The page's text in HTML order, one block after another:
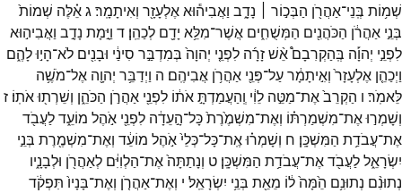
שְׁמ֥וֹת בְּֽנֵי־אַהֲרֹ֖ן הַבְּכ֣וֹר ׀ נָדָ֑ב וַאֲבִיה֕וּאאֶלְעָזָ֖ר וְאִיתָמָֽר׃גאֵ֗לֶּה שְׁמוֹת֙
בְּנֵ֣י אַהֲרֹ֔ן הַכֹּהֲנִ֖ים הַמְּשֻׁחִ֑ים אֲשֶׁר־מִלֵּ֥א יָדָ֖ם לְכַהֵֽן׃ ד וַיָּ֣מָת נָדָ֣ב וַאֲבִיה֣וּא
לִפְנֵ֣י יְהוָ֡ה בְּֽהַקְרִבָם֩אֵ֨שׁזָרָ֜ה לִפְנֵ֤י יְהוָה֙ בְּמִדְבַּ֣ר סִינַ֔י וּבָנִ֖ים לֹא־הָי֣וּלָהֶ֑ם
וַיְכַהֵ֤ן אֶלְעָזָר֙ וְאִ֣יתָמָ֔רעַל־פְּנֵ֖י אַהֲרֹ֥ן אֲבִיהֶֽם׃ ה וַיְדַבֵּ֥ר יְהוָ֖ה אֶל־מֹשֶׁ֥ה
לֵּאמֹֽר׃ ו הַקְרֵב֙אֶת־מַטֵּ֣ה לֵוִ֔י וְֽהַעֲמַדְתָּ֣אֹת֔וֹ לִפְנֵ֖י אַהֲרֹ֣ן הַכֹּהֵ֑ן וְשֵׁרְת֖וּאֹתֽוֹ׃ ז
וְשָׁמְר֣וּאֶת־מִשְׁמַרְתּ֗וֹ וְאֶת־מִשְׁמֶ֙רֶת֙כָּל־הָ֣עֵדָ֔ה לִפְנֵ֖י אֹ֣הֶל מוֹעֵ֑דלַעֲבֹ֖ד
אֶת־עֲבֹדַ֥ת הַמִּשְׁכָּֽן׃ ח וְשָׁמְר֗וּאֶֽת־כָּל־כְּלֵי֙אֹ֣הֶל מוֹעֵ֔ד וְאֶת־מִשְׁמֶ֖רֶת בְּנֵ֣י
יִשְׂרָאֵ֑ללַעֲבֹ֖דאֶת־עֲבֹדַ֥ת הַמִּשְׁכָּֽן׃ ט וְנָתַתָּה֙אֶת־הַלְוִיִּ֔ם לְאַהֲרֹ֖ן וּלְבָנָ֑יו
נְתוּנִ֨ם נְתוּנִ֥ם הֵ֙מָּה֙ל֔וֹ מֵאֵ֖ת בְּנֵ֥י יִשְׂרָאֵֽל׃ י וְאֶת־אַהֲרֹ֤ן וְאֶת־בָּנָיו֙ תִּפְקֹ֔ד